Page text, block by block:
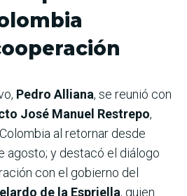
Pedro Alliana, se reunió con
José Manuel Restrepo,
al retornar desde
agosto; y destacó el diálogo
con el gobierno del
de la Espriella, quien